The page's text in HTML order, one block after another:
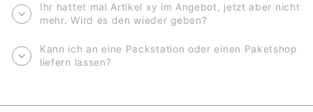
Ihr hattet mal Artikel xy im Angebot, jetzt aber nicht
mehr. Wird es den wieder geben?
Kann ich an eine Packstation oder einen Paketshop
liefern lassen?